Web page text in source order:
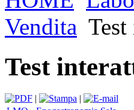
Vendita
Test
|
|